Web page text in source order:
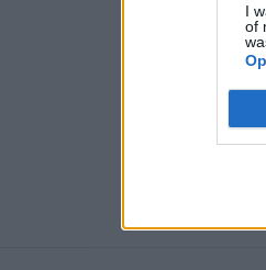
I
of